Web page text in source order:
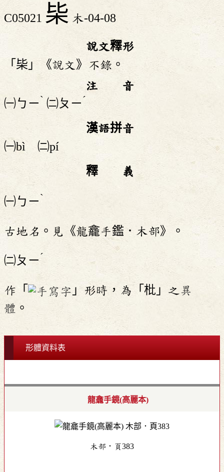
C05021 枈 木-04-08
說文釋形
「枈」《說文》不錄。
注 音
㈠ㄅㄧˋ ㈡ㄆㄧˊ
漢語拼音
㈠bì ㈡pí
釋 義
㈠ㄅㄧˋ
古地名。見《龍龕手鑑．木部》。
㈡ㄆㄧˊ
作「 」形時，為「枇」之 異
體 。
形體資料表
龍龕手鏡(高麗本)
木部．頁383